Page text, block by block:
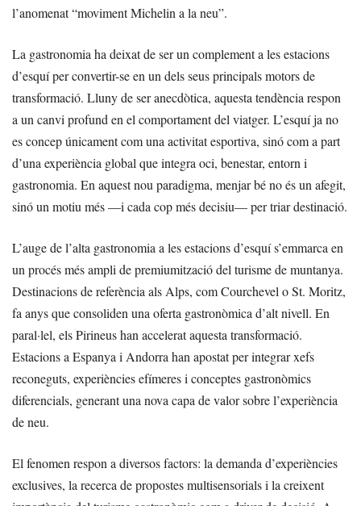
l’anomenat “moviment Michelin a la neu”.
La gastronomia ha deixat de ser un complement a les estacions
d’esquí per convertir-se en un dels seus principals motors de
transformació. Lluny de ser anecdòtica, aquesta tendència respon
a un canvi profund en el comportament del viatger. L’esquí ja no
es concep únicament com una activitat esportiva, sinó com a part
d’una experiència global que integra oci, benestar, entorn i
gastronomia. En aquest nou paradigma, menjar bé no és un afegit,
sinó un motiu més —i cada cop més decisiu— per triar destinació.
L’auge de l’alta gastronomia a les estacions d’esquí s’emmarca en
un procés més ampli de premiumització del turisme de muntanya.
Destinacions de referència als Alps, com Courchevel o St. Moritz,
fa anys que consoliden una oferta gastronòmica d’alt nivell. En
paral·lel, els Pirineus han accelerat aquesta transformació.
Estacions a Espanya i Andorra han apostat per integrar xefs
reconeguts, experiències efímeres i conceptes gastronòmics
diferencials, generant una nova capa de valor sobre l’experiència
de neu.
El fenomen respon a diversos factors: la demanda d’experiències
exclusives, la recerca de propostes multisensorials i la creixent